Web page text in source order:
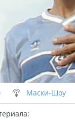
Маски-Шоу
: